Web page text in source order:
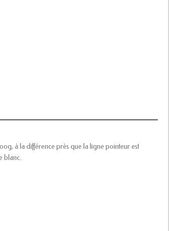
à la différence près que la ligne pointeur est
blanc.